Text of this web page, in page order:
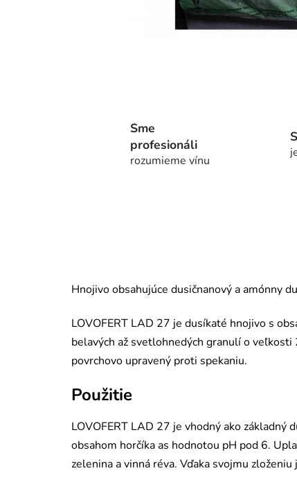
Sme
profesionáli
rozumieme vínu
Hnojivo obsahujúce dusičnanový a amónny
LOVOFERT LAD 27 je dusíkaté hnojivo s
belavých až svetlohnedých granulí o
povrchovo upravený proti spekaniu.
Použitie
LOVOFERT LAD 27 je vhodný ako
obsahom horčíka as hodnotou pH pod 6.
zelenina a vinná réva. Vďaka svojmu